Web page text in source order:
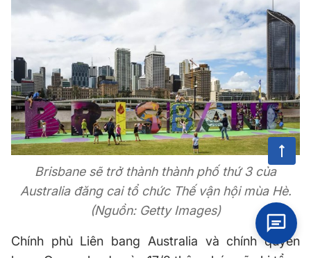
Brisbane sẽ trở thành thành phố thứ 3 của
Australia đăng cai tổ chức Thế vận hội mùa Hè.
(Nguồn: Getty Images)
Chính phủ Liên bang Australia và chính quyền